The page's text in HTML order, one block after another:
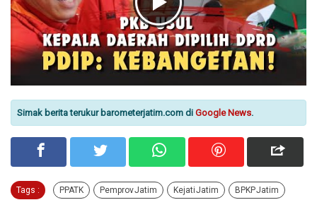
Simak berita terukur barometerjatim.com di Google News.
Tags : PPATK Pemprov Jatim Kejati Jatim BPKP Jatim